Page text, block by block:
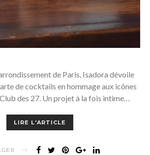
de Paris, Isadora dévoile
de cocktails en hommage aux icônes
des 27. Un projet à la fois intime…
LIRE L'ARTICLE